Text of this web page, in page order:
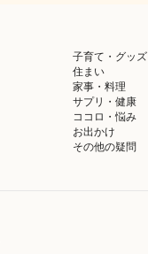
子育て・グッズ
住まい
家事・料理
サプリ・健康
ココロ・悩み
お出かけ
その他の疑問